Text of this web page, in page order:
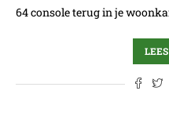
64 console terug in je